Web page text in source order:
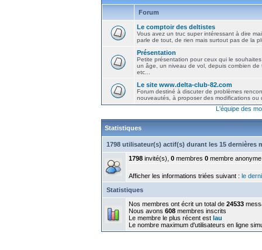
Forum
Le comptoir des deltistes
Vous avez un truc super intéressant à dire
parle de tout, de rien mais surtout pas de la
Présentation
Petite présentation pour ceux qui le
un âge, un niveau de vol, depuis combien de
etc...
Le site www.delta-club-82.com
Forum destiné à discuter de problèmes
nouveautés, à proposer des modifications ou
L'équipe des
Statistiques
1798 utilisateur(s) actif(s) durant les 15 dernières
1798 invité(s), 0 membres 0 membre anonyme
Afficher les informations triées suivant : le
Statistiques
Nos membres ont écrit un total de 24533
Nous avons 608 membres inscrits
Le membre le plus récent est lau
Le nombre maximum d'utilisateurs en ligne